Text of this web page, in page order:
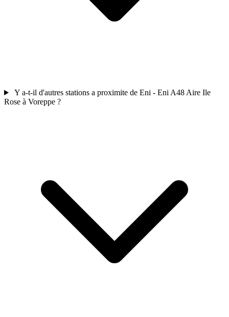
Y a-t-il d'autres stations a proximite de Eni - Eni A48 Aire Ile
Rose à Voreppe ?